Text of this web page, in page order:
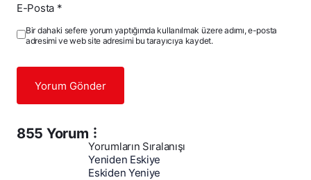
E-Posta*
Bir dahaki sefere yorum yaptığımda kullanılmak üzere adımı, e-posta
adresimi ve web site adresimi bu tarayıcıya kaydet.
Yorum Gönder
855 Yorum
Yorumların Sıralanışı
Yeniden Eskiye
Eskiden Yeniye